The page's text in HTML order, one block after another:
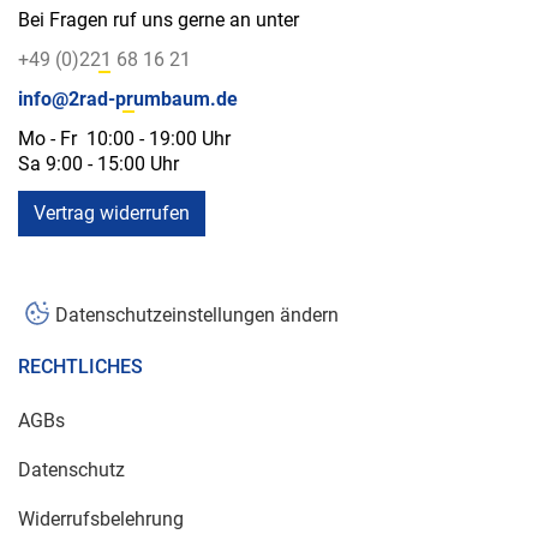
Bei Fragen ruf uns gerne an unter
+49 (0)221 68 16 21
info@2rad-prumbaum.de
Mo - Fr 10:00 - 19:00 Uhr
Sa 9:00 - 15:00 Uhr
Vertrag widerrufen
Datenschutzeinstellungen ändern
RECHTLICHES
AGBs
Datenschutz
Widerrufsbelehrung